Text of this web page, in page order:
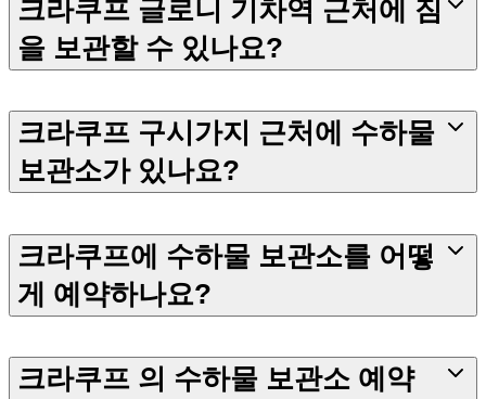
크라쿠프 글로니 기차역 근처에 짐
을 보관할 수 있나요?
크라쿠프 구시가지 근처에 수하물
보관소가 있나요?
크라쿠프에 수하물 보관소를 어떻
게 예약하나요?
크라쿠프 의 수하물 보관소 예약